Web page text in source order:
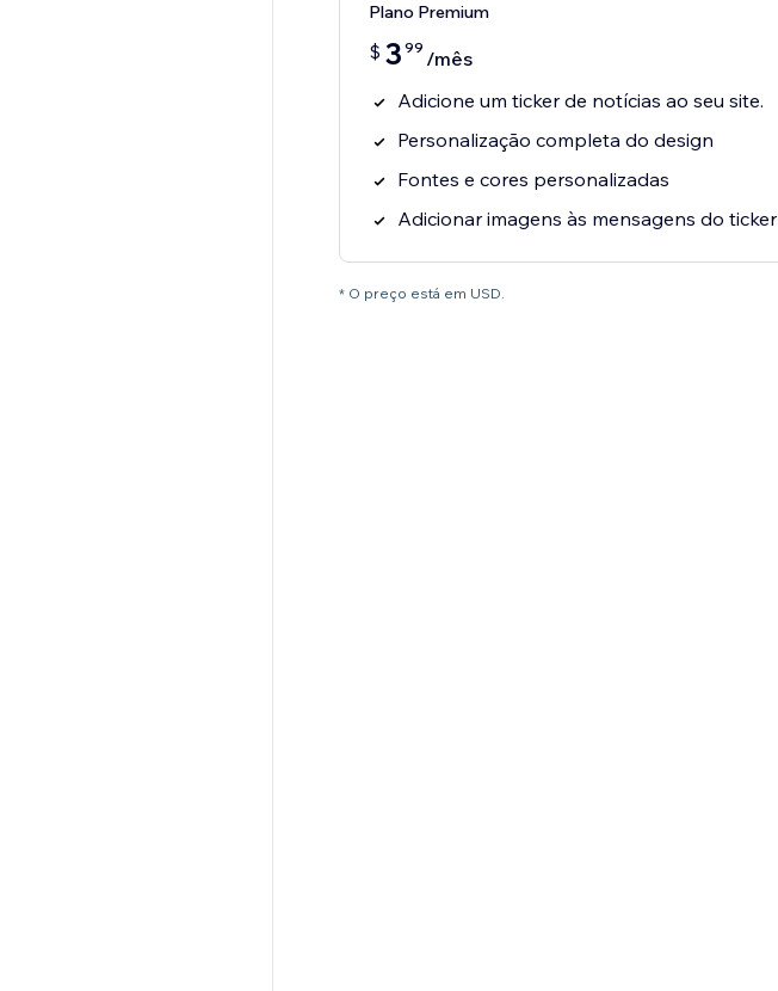
Plano Premium
$ 3 99 /mês
Adicione um ticker de notícias ao seu site.
Personalização completa do design
Fontes e cores personalizadas
Adicionar imagens às mensagens do ticker
* O preço está em USD.